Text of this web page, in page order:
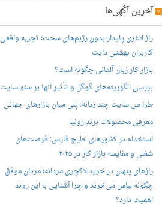
»آخرین آگهی‌ها
راز لاغری پایدار بدون رژیم‌های سخت؛ تجربه واقعی
کاربران بهشتی دایت
بازار کار زبان آلمانی چگونه است؟
بررسی الگوریتم‌های گوگل و تأثیر آنها بر سئو سایت
طراحی سایت چند زبانه: پلی میان بازارهای جهانی
معرفی محصولات برند رونیا
استخدام در کشورهای خلیج فارس: فرصت‌های
شغلی و مقایسه بازار کار در ۲۰۲۵
رازهای پنهان در خرید لاکچری مردانه؛ مردان موفق
چگونه لباس می‌خرند و چرا آشنایی با این روند
اهمیت دارد؟